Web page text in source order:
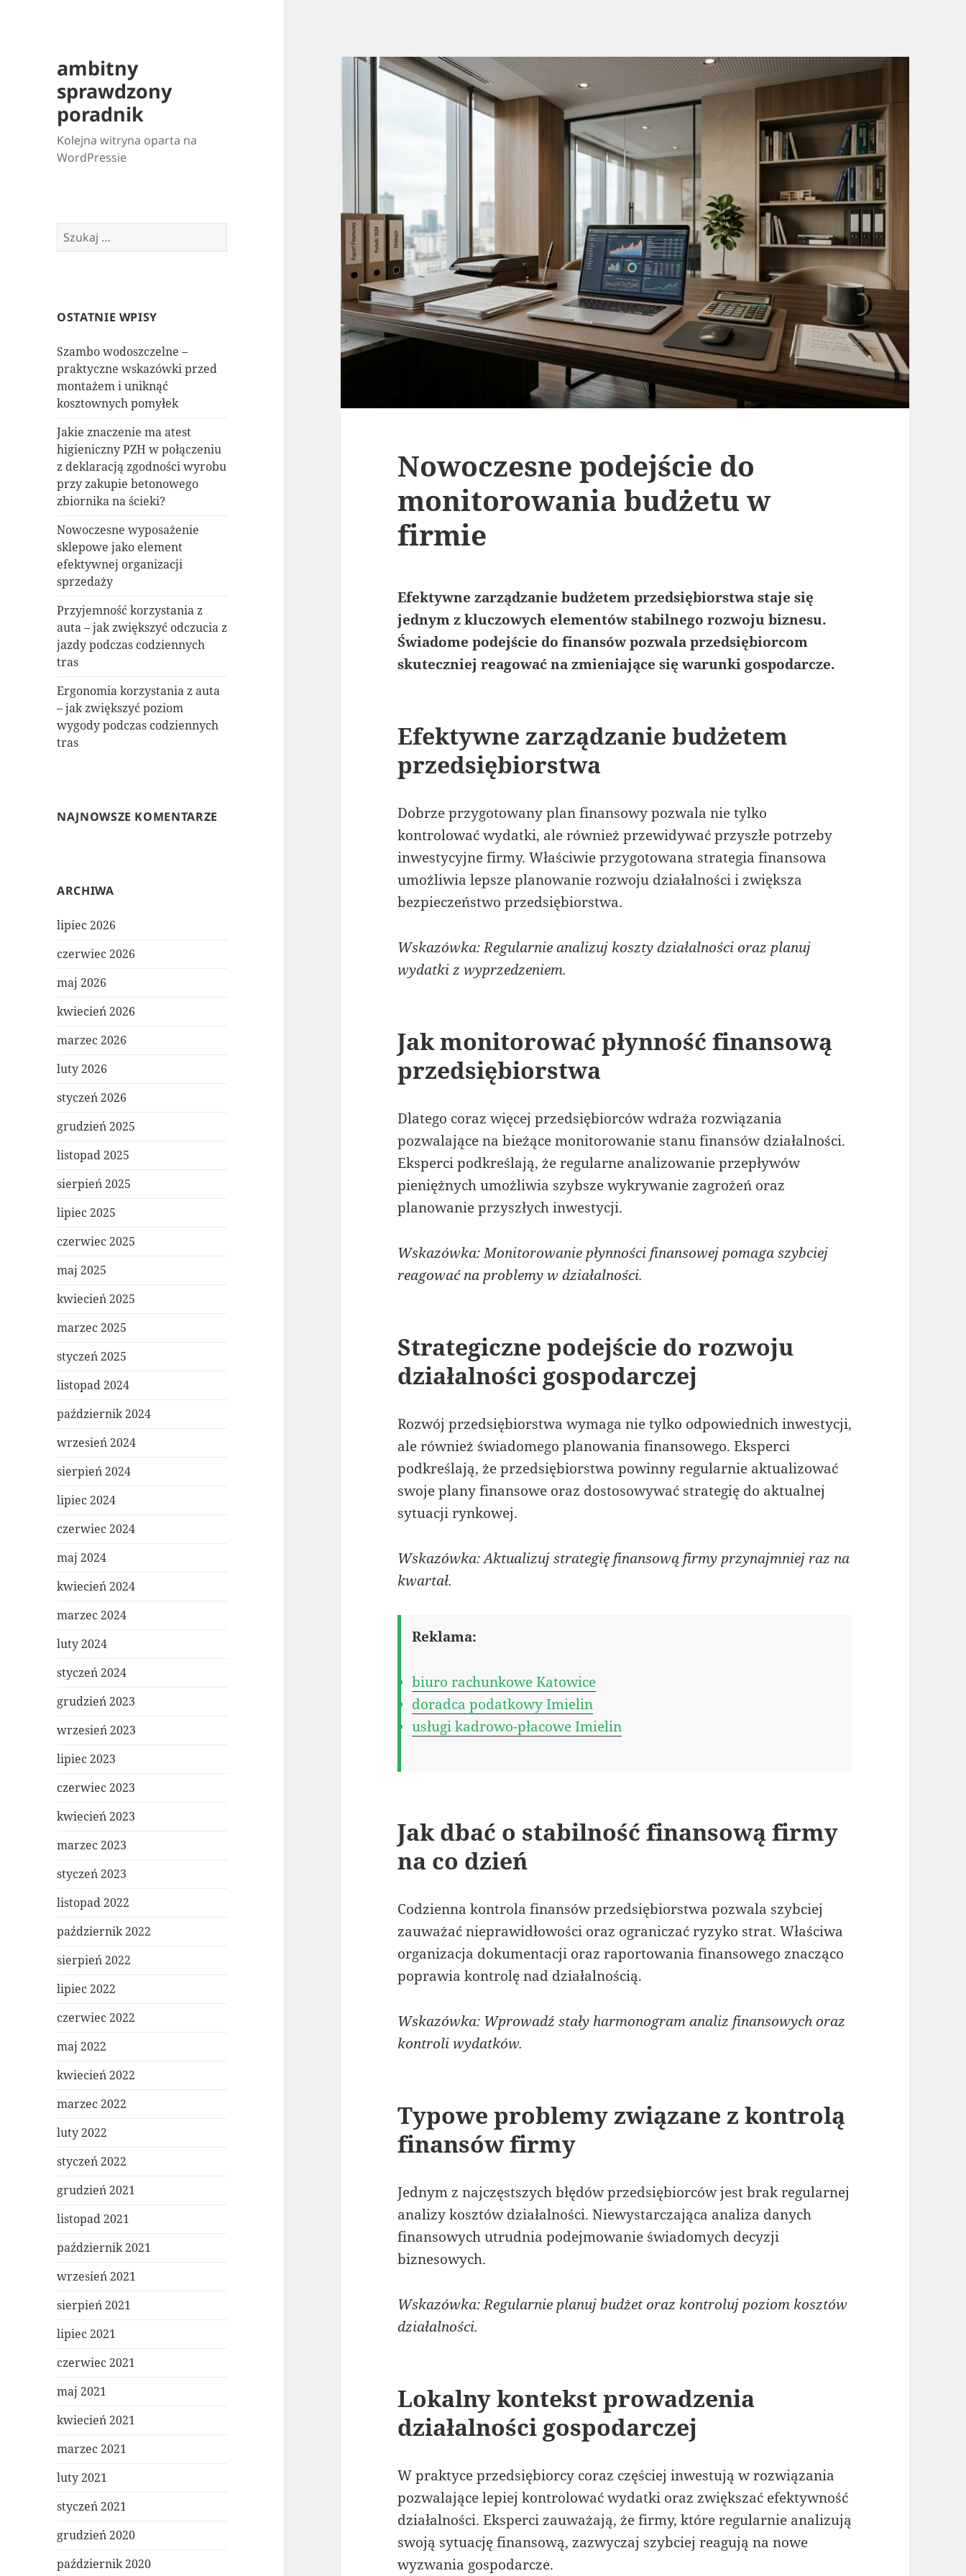
ambitny
sprawdzony
poradnik
Kolejna witryna oparta na
WordPressie
Szukaj:
OSTATNIE WPISY
Szambo wodoszczelne –
praktyczne wskazówki przed
montażem i uniknąć
kosztownych pomyłek
Jakie znaczenie ma atest
higieniczny PZH w połączeniu
z deklaracją zgodności wyrobu
przy zakupie betonowego
zbiornika na ścieki?
Nowoczesne wyposażenie
sklepowe jako element
efektywnej organizacji
sprzedaży
Przyjemność korzystania z
auta – jak zwiększyć odczucia z
jazdy podczas codziennych
tras
Ergonomia korzystania z auta
– jak zwiększyć poziom
wygody podczas codziennych
tras
NAJNOWSZE KOMENTARZE
ARCHIWA
lipiec 2026
czerwiec 2026
maj 2026
kwiecień 2026
marzec 2026
luty 2026
styczeń 2026
grudzień 2025
listopad 2025
sierpień 2025
lipiec 2025
czerwiec 2025
maj 2025
kwiecień 2025
marzec 2025
styczeń 2025
listopad 2024
październik 2024
wrzesień 2024
sierpień 2024
lipiec 2024
czerwiec 2024
maj 2024
kwiecień 2024
marzec 2024
luty 2024
styczeń 2024
grudzień 2023
wrzesień 2023
lipiec 2023
czerwiec 2023
kwiecień 2023
marzec 2023
styczeń 2023
listopad 2022
październik 2022
sierpień 2022
lipiec 2022
czerwiec 2022
maj 2022
kwiecień 2022
marzec 2022
luty 2022
styczeń 2022
grudzień 2021
listopad 2021
październik 2021
wrzesień 2021
sierpień 2021
lipiec 2021
czerwiec 2021
maj 2021
kwiecień 2021
marzec 2021
luty 2021
styczeń 2021
grudzień 2020
październik 2020
Nowoczesne podejście do
monitorowania budżetu w
firmie
Efektywne zarządzanie budżetem przedsiębiorstwa staje się
jednym z kluczowych elementów stabilnego rozwoju biznesu.
Świadome podejście do finansów pozwala przedsiębiorcom
skuteczniej reagować na zmieniające się warunki gospodarcze.
Efektywne zarządzanie budżetem
przedsiębiorstwa
Dobrze przygotowany plan finansowy pozwala nie tylko
kontrolować wydatki, ale również przewidywać przyszłe potrzeby
inwestycyjne firmy. Właściwie przygotowana strategia finansowa
umożliwia lepsze planowanie rozwoju działalności i zwiększa
bezpieczeństwo przedsiębiorstwa.
Wskazówka: Regularnie analizuj koszty działalności oraz planuj
wydatki z wyprzedzeniem.
Jak monitorować płynność finansową
przedsiębiorstwa
Dlatego coraz więcej przedsiębiorców wdraża rozwiązania
pozwalające na bieżące monitorowanie stanu finansów działalności.
Eksperci podkreślają, że regularne analizowanie przepływów
pieniężnych umożliwia szybsze wykrywanie zagrożeń oraz
planowanie przyszłych inwestycji.
Wskazówka: Monitorowanie płynności finansowej pomaga szybciej
reagować na problemy w działalności.
Strategiczne podejście do rozwoju
działalności gospodarczej
Rozwój przedsiębiorstwa wymaga nie tylko odpowiednich inwestycji,
ale również świadomego planowania finansowego. Eksperci
podkreślają, że przedsiębiorstwa powinny regularnie aktualizować
swoje plany finansowe oraz dostosowywać strategię do aktualnej
sytuacji rynkowej.
Wskazówka: Aktualizuj strategię finansową firmy przynajmniej raz na
kwartał.
Reklama:
biuro rachunkowe Katowice
doradca podatkowy Imielin
usługi kadrowo-płacowe Imielin
Jak dbać o stabilność finansową firmy
na co dzień
Codzienna kontrola finansów przedsiębiorstwa pozwala szybciej
zauważać nieprawidłowości oraz ograniczać ryzyko strat. Właściwa
organizacja dokumentacji oraz raportowania finansowego znacząco
poprawia kontrolę nad działalnością.
Wskazówka: Wprowadź stały harmonogram analiz finansowych oraz
kontroli wydatków.
Typowe problemy związane z kontrolą
finansów firmy
Jednym z najczęstszych błędów przedsiębiorców jest brak regularnej
analizy kosztów działalności. Niewystarczająca analiza danych
finansowych utrudnia podejmowanie świadomych decyzji
biznesowych.
Wskazówka: Regularnie planuj budżet oraz kontroluj poziom kosztów
działalności.
Lokalny kontekst prowadzenia
działalności gospodarczej
W praktyce przedsiębiorcy coraz częściej inwestują w rozwiązania
pozwalające lepiej kontrolować wydatki oraz zwiększać efektywność
działalności. Eksperci zauważają, że firmy, które regularnie analizują
swoją sytuację finansową, zazwyczaj szybciej reagują na nowe
wyzwania gospodarcze.